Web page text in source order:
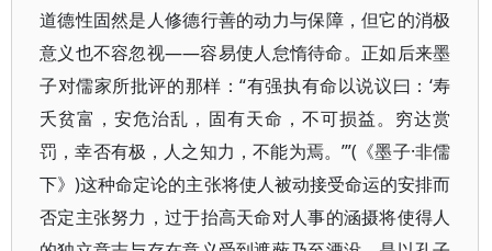
道德性固然是人修德行善的动力与保障，但它的消极
意义也不容忽视——容易使人怠惰待命。正如后来墨
子对儒家所批评的那样：“有强执有命以说议曰：‘寿
夭贫富，安危治乱，固有天命，不可损益。穷达赏
罚，幸否有极，人之知力，不能为焉。’”(《墨子·非儒
下》)这种命定论的主张将使人被动接受命运的安排而
否定主张努力，过于抬高天命对人事的涵摄将使得人